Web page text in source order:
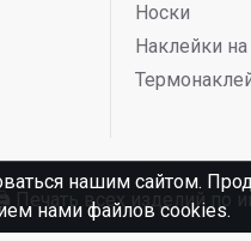
Носки
Наклейки
Печать всех изделий по
нашим сайтом.
нами файлов cookies.